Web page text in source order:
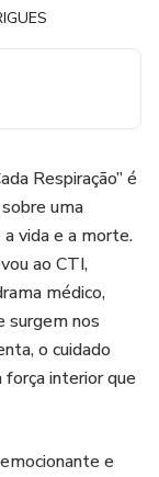
Respiração” é
uma
vida e a morte.
ao CTI,
médico,
surgem nos
o cuidado
força interior que
e